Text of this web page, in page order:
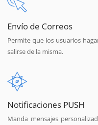
Envío de Correos
Permite que los usuarios
salirse de la misma.
Notificaciones PUSH
Manda mensajes